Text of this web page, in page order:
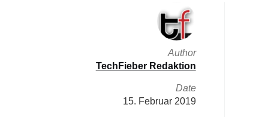
Author
TechFieber Redaktion
Date
15. Februar 2019